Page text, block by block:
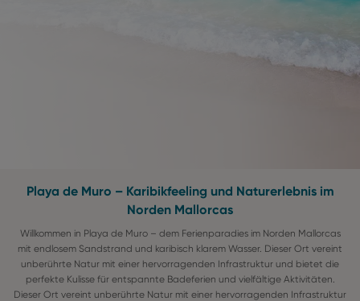
Playa de Muro – Karibikfeeling und Naturerlebnis im
Norden Mallorcas
Willkommen in Playa de Muro – dem Ferienparadies im Norden Mallorcas
mit endlosem Sandstrand und karibisch klarem Wasser. Dieser Ort vereint
unberührte Natur mit einer hervorragenden Infrastruktur und bietet die
perfekte Kulisse für entspannte Badeferien und vielfältige Aktivitäten.
Dieser Ort vereint unberührte Natur mit einer hervorragenden Infrastruktur